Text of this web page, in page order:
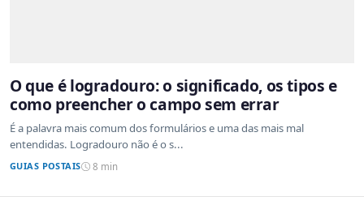
O que é logradouro: o significado, os tipos e
como preencher o campo sem errar
É a palavra mais comum dos formulários e uma das mais mal
entendidas. Logradouro não é o s...
GUIAS POSTAIS 8 min